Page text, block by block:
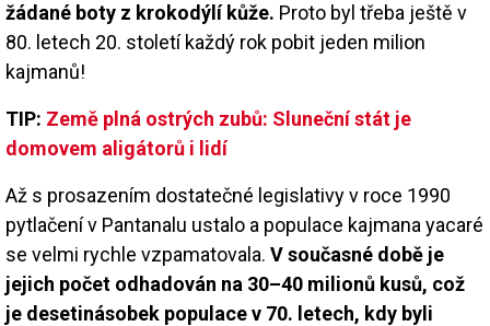
žádané boty z krokodýlí kůže. Proto byl třeba ještě v
80. letech 20. století každý rok pobit jeden milion
kajmanů!
TIP: Země plná ostrých zubů: Sluneční stát je
domovem aligátorů i lidí
Až s prosazením dostatečné legislativy v roce 1990
pytlačení v Pantanalu ustalo a populace kajmana yacaré
se velmi rychle vzpamatovala. V současné době je
jejich počet odhadován na 30–40 milionů kusů, což
je desetinásobek populace v 70. letech, kdy byli